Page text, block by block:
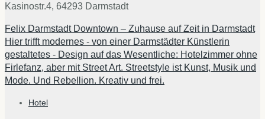
Kasinostr.4, 64293 Darmstadt
Felix Darmstadt Downtown – Zuhause auf Zeit in Darmstadt
Hier trifft modernes - von einer Darmstädter Künstlerin
gestaltetes - Design auf das Wesentliche: Hotelzimmer ohne
Firlefanz, aber mit Street Art. Streetstyle ist Kunst, Musik und
Mode. Und Rebellion. Kreativ und frei.
Hotel